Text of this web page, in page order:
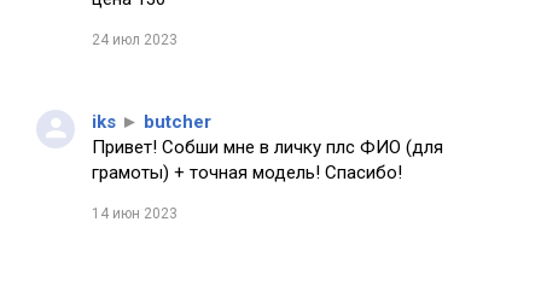
24 июл 2023
iks ► butcher
Привет! Собши мне в личку плс ФИО (для
грамоты) + точная модель! Спасибо!
14 июн 2023